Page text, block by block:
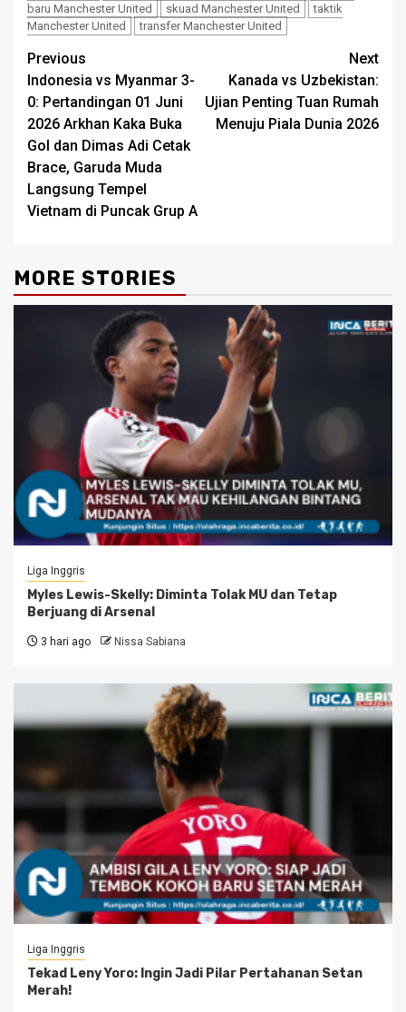
baru Manchester United
skuad Manchester United
taktik
Manchester United
transfer Manchester United
Post
navigation
Previous
Indonesia vs Myanmar 3-
0: Pertandingan 01 Juni
2026 Arkhan Kaka Buka
Gol dan Dimas Adi Cetak
Brace, Garuda Muda
Langsung Tempel
Vietnam di Puncak Grup A
Next
Kanada vs Uzbekistan:
Ujian Penting Tuan Rumah
Menuju Piala Dunia 2026
MORE STORIES
Liga Inggris
Myles Lewis-Skelly: Diminta Tolak MU dan Tetap
Berjuang di Arsenal
3 hari ago Nissa Sabiana
Liga Inggris
Tekad Leny Yoro: Ingin Jadi Pilar Pertahanan Setan
Merah!